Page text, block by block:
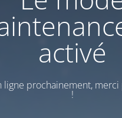
activé
ligne prochainement, merci
!